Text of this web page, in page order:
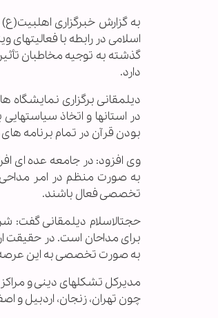
به گزارش خبرگزاری
گذشته به توجیه مخاطبان
دارد.
دیلمقانی برگزاری
در استانها و اتخاذ
بودن قرآن در تمام برنامه
وی افزود: در جامعه عده ای
به صورت منظم در امر مداحی و
تخصصی فعال باشند.
حجت‏الاسلام دیلمقانی گفت:
به صورت تخصصی به این عرصه
مدیر‌کل تشکلهای دینی و
چون تهران، زنجان، اردبیل و